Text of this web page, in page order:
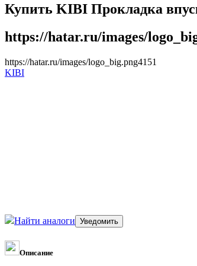
Купить KIBI Прокладка
https://hatar.ru/images/
https://hatar.ru/images/logo_big.png41 51
KIBI
Найти аналоги
Описание